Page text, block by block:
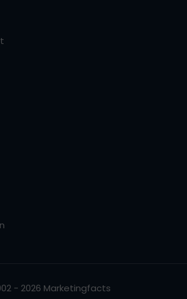
- 2026 Marketingfacts